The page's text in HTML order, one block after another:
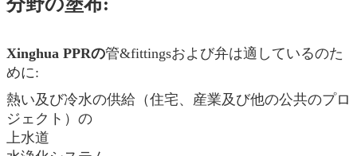
Xinghua PPRの管&fittingsおよび弁は適しているのた
めに:
熱い及び冷水の供給（住宅、産業及び他の公共のプロ
ジェクト）の
上水道